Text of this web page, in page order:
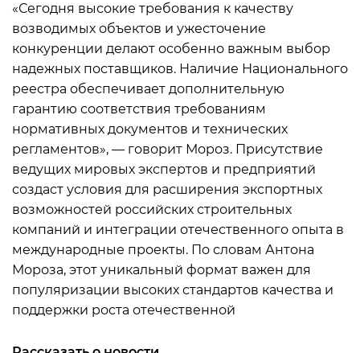
«Сегодня высокие требования к качеству
возводимых объектов и ужесточение
конкуренции делают особенно важным выбор
надежных поставщиков. Наличие Национального
реестра обеспечивает дополнительную
гарантию соответствия требованиям
нормативных документов и технических
регламентов», — говорит Мороз. Присутствие
ведущих мировых экспертов и предприятий
создаст условия для расширения экспортных
возможностей российских строительных
компаний и интеграции отечественного опыта в
международные проекты. По словам Антона
Мороза, этот уникальный формат важен для
популяризации высоких стандартов качества и
поддержки роста отечественной